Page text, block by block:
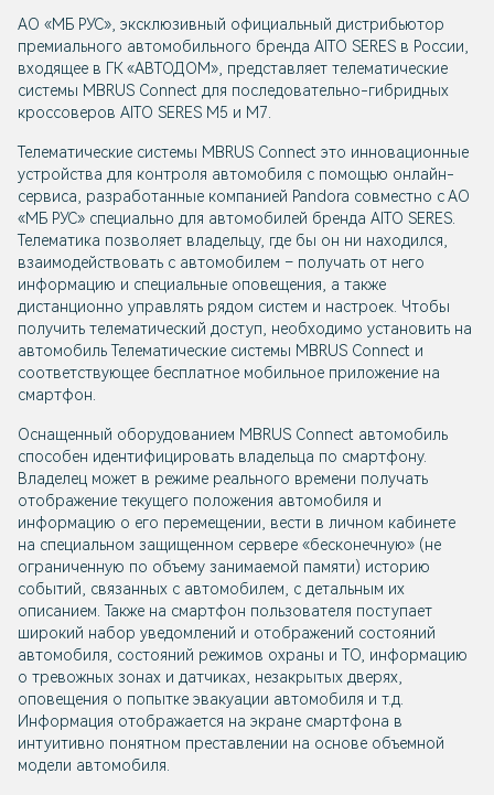
АО «МБ РУС», эксклюзивный официальный дистрибьютор
премиального автомобильного бренда AITO SERES в России,
входящее в ГК «АВТОДОМ», представляет телематические
системы MBRUS Connect для последовательно-гибридных
кроссоверов AITO SERES M5 и М7
Телематические системы MBRUS Connect это инновационные
устройства для контроля автомобиля с помощью онлайн-
сервиса, разработанные компанией Pandora совместно с АО
«МБ РУС» специально для автомобилей бренда AITO SERES
Телематика позволяет владельцу, где бы он ни находился,
взаимодействовать с автомобилем – получать от него
информацию и специальные оповещения, а также
дистанционно управлять рядом систем и настроек. Чтобы
получить телематический доступ, необходимо установить на
автомобиль Телематические системы MBRUS Connect и
соответствующее бесплатное мобильное приложение на
смартфон.
Оснащенный оборудованием MBRUS Connect автомобиль
способен идентифицировать владельца по смартфону.
Владелец может в режиме реального времени получать
отображение текущего положения автомобиля и
информацию о его перемещении, вести в личном кабинете
на специальном защищенном сервере «бесконечную» (не
ограниченную по объему занимаемой памяти) историю
событий, связанных с автомобилем, с детальным их
описанием. Также на смартфон пользователя поступает
широкий набор уведомлений и отображений состояний
автомобиля, состояний режимов охраны и ТО, информацию
о тревожных зонах и датчиках, незакрытых дверях,
оповещения о попытке эвакуации автомобиля и т.д.
Информация отображается на экране смартфона в
интуитивно понятном преставлении на основе объемной
модели автомобиля.